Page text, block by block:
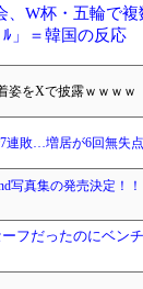
、W杯・五輪で
」＝韓国の反応
姿をXで披露ｗｗｗｗ
連敗…増居が6回無失点
写真集の発売決定！
フだったのにベン